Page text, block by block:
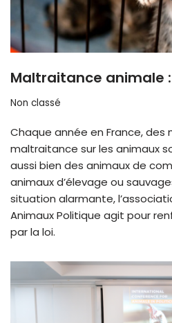
Maltraitance animale
Non classé
Chaque année en France, des
maltraitance sur les animaux
aussi bien des animaux de
animaux d’élevage ou
situation alarmante,
Animaux Politique agit pour
par la loi.